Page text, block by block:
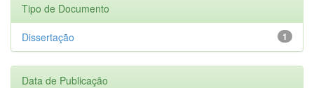
Tipo de Documento
1
Dissertação
Data de Publicação